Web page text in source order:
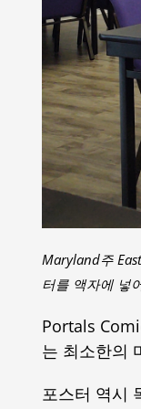
Maryland주
터를 액자에 넣
Portals
는 최소한의
포스터 역시